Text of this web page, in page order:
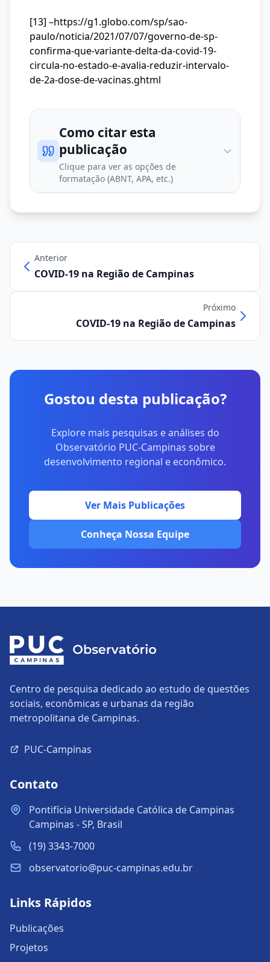
[13] –https://g1.globo.com/sp/sao-
paulo/noticia/2021/07/07/governo-de-sp-
confirma-que-variante-delta-da-covid-19-
circula-no-estado-e-avalia-reduzir-intervalo-
de-2a-dose-de-vacinas.ghtml
Como citar esta
publicação
Clique para ver as opções de
formatação (ABNT, APA, etc.)
Anterior
COVID-19 na Região de Campinas
Próximo
COVID-19 na Região de Campinas
Gostou desta publicação?
Explore mais pesquisas e análises do
Observatório PUC-Campinas sobre
desenvolvimento regional e econômico.
Ver Mais Publicações
Conheça Nossa Equipe
Centro de pesquisa dedicado ao estudo de questões
sociais, econômicas e urbanas da região
metropolitana de Campinas.
PUC-Campinas
Contato
Pontifícia Universidade Católica de Campinas
Campinas - SP, Brasil
(19) 3343-7000
observatorio@puc-campinas.edu.br
Links Rápidos
Publicações
Projetos